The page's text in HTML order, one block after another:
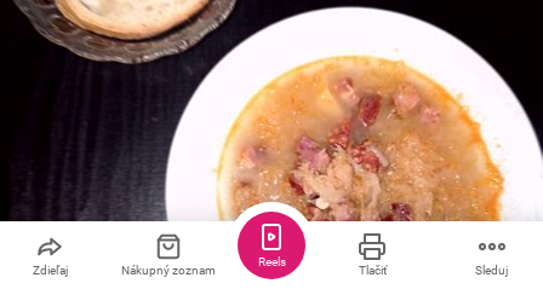
Zdieľaj Nákupný zoznam Tlačiť Sleduj
Reels